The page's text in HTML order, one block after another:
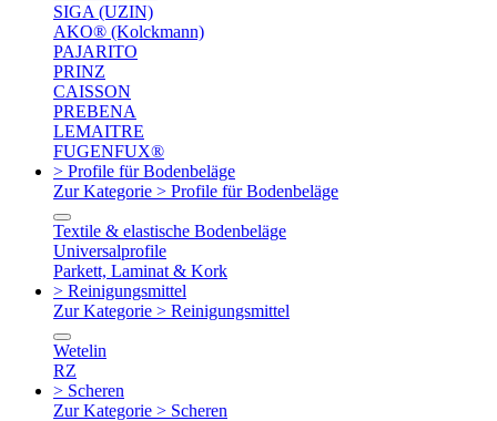
SIGA (UZIN)
AKO® (Kolckmann)
PAJARITO
PRINZ
CAISSON
PREBENA
LEMAITRE
FUGENFUX®
> Profile für Bodenbeläge
Zur Kategorie > Profile für Bodenbeläge
Textile & elastische Bodenbeläge
Universalprofile
Parkett, Laminat & Kork
> Reinigungsmittel
Zur Kategorie > Reinigungsmittel
Wetelin
RZ
> Scheren
Zur Kategorie > Scheren